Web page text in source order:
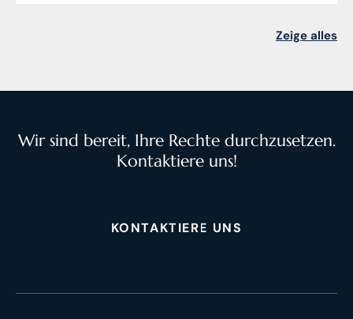
Zeige alles
Wir sind bereit, Ihre Rechte durchzusetzen.
Kontaktiere uns!
KONTAKTIERE UNS